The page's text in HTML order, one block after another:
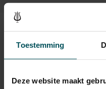
Toestemming
Deze website maakt